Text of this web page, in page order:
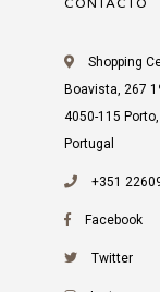
CONTACTO
Shopping
Boavista, 267
4050-115
Portugal
+351
Facebook
Twitter